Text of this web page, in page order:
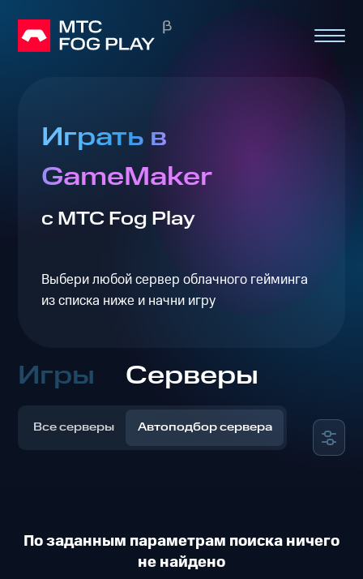
Играть в
GameMaker
с МТС Fog Play
Выбери любой сервер облачного гейминга
из списка ниже и начни игру
Игры Серверы
Все серверы Автоподбор сервера
По заданным параметрам поиска ничего
не найдено